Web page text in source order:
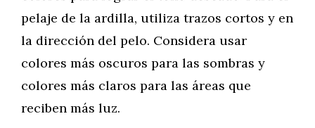
pelaje de la ardilla, utiliza trazos cortos y en
la dirección del pelo. Considera usar
colores más oscuros para las sombras y
colores más claros para las áreas que
reciben más luz.